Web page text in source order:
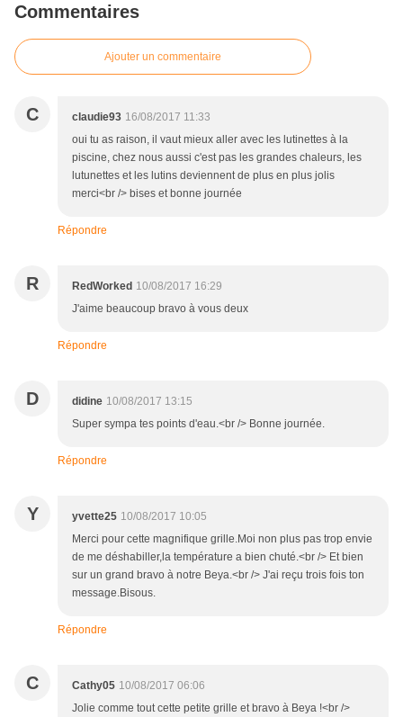
Commentaires
Ajouter un commentaire
C claudie93 16/08/2017 11:33
oui tu as raison, il vaut mieux aller avec les lutinettes à la
piscine, chez nous aussi c'est pas les grandes chaleurs, les
lutunettes et les lutins deviennent de plus en plus jolis
merci<br /> bises et bonne journée
Répondre
R RedWorked 10/08/2017 16:29
J'aime beaucoup bravo à vous deux
Répondre
D didine 10/08/2017 13:15
Super sympa tes points d'eau.<br /> Bonne journée.
Répondre
Y yvette25 10/08/2017 10:05
Merci pour cette magnifique grille.Moi non plus pas trop envie
de me déshabiller,la température a bien chuté.<br /> Et bien
sur un grand bravo à notre Beya.<br /> J'ai reçu trois fois ton
message.Bisous.
Répondre
C Cathy05 10/08/2017 06:06
Jolie comme tout cette petite grille et bravo à Beya !<br />